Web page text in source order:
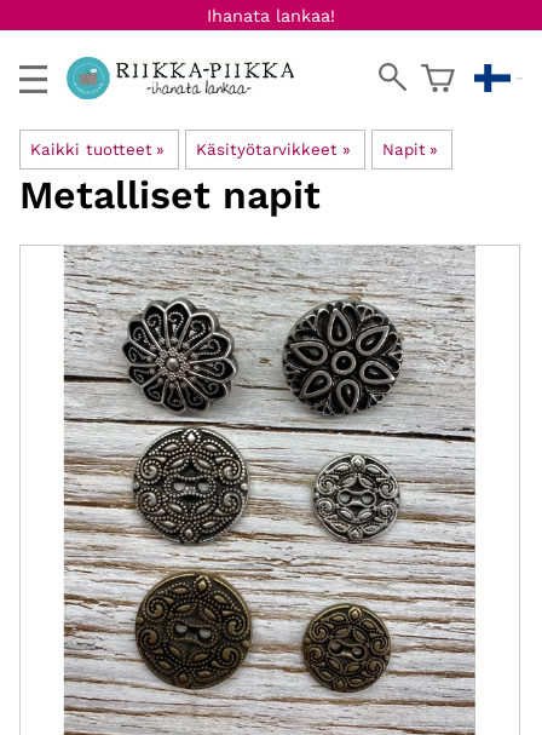
Ihanata lankaa!
Kaikki tuotteet ‪» Käsityötarvikkeet ‪» Napit ‪»
Metalliset napit